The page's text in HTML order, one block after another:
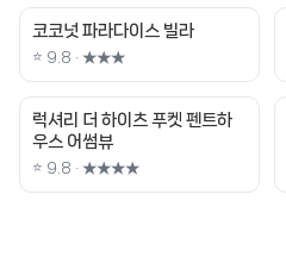
코코넛 파라다이스 빌라
⭐ 9.8 · ★★★
럭셔리 더 하이츠 푸켓 펜트하
우스 어썸뷰
⭐ 9.8 · ★★★★